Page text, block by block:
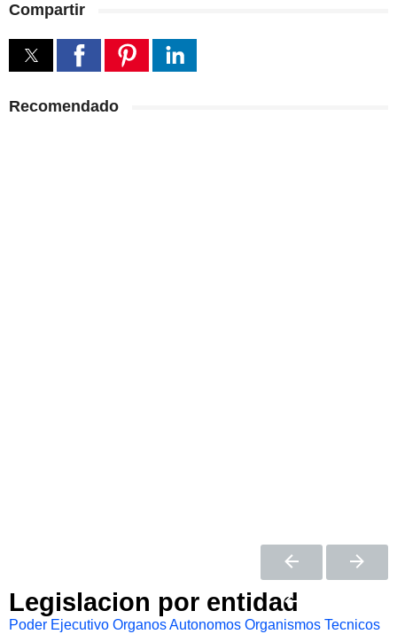
Compartir
Recomendado
Legislacion por entidad
Poder Ejecutivo Organos Autonomos Organismos Tecnicos